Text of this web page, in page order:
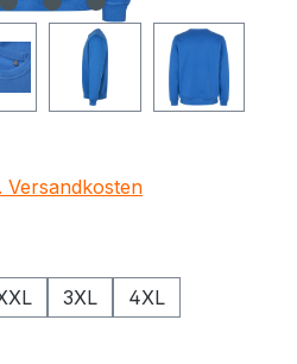
Versandkosten
3XL 4XL